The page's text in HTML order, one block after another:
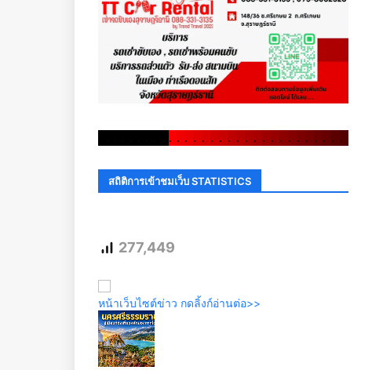
. . . . . . . . . . . . . . . . . . . . .
สถิติการเข้าชมเว็บ STATISTICS
277,449
หน้าเว็บไซต์ข่าว กดลิ้งก์อ่านต่อ>>